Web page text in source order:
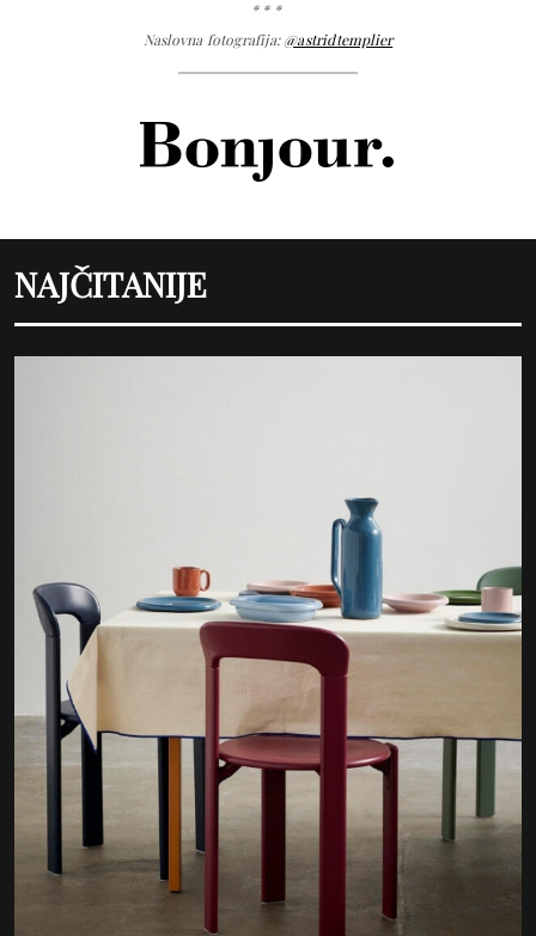
* * *
Naslovna fotografija:@astridtemplier
NAJČITANIJE